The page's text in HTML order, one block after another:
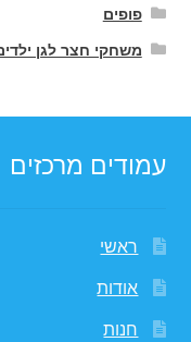
פופים
משחקי חצר לגן
עמודים מרכזים
ראשי
אודות
חנות